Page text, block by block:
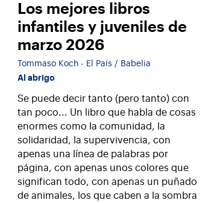
Los mejores libros
infantiles y juveniles de
marzo 2026
Tommaso Koch - El País / Babelia
Al abrigo
Se puede decir tanto (pero tanto) con
tan poco... Un libro que habla de cosas
enormes como la comunidad, la
solidaridad, la supervivencia, con
apenas una línea de palabras por
página, con apenas unos colores que
significan todo, con apenas un puñado
de animales, los que caben a la sombra